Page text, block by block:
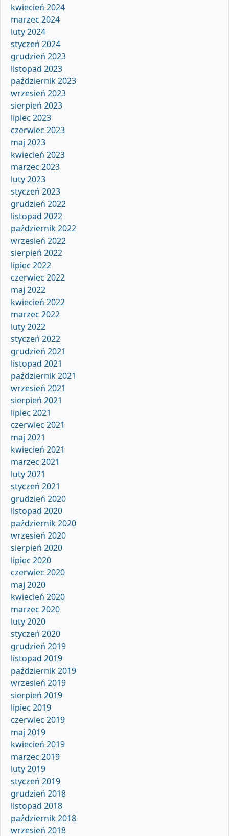
kwiecień 2024
marzec 2024
luty 2024
styczeń 2024
grudzień 2023
listopad 2023
październik 2023
wrzesień 2023
sierpień 2023
lipiec 2023
czerwiec 2023
maj 2023
kwiecień 2023
marzec 2023
luty 2023
styczeń 2023
grudzień 2022
listopad 2022
październik 2022
wrzesień 2022
sierpień 2022
lipiec 2022
czerwiec 2022
maj 2022
kwiecień 2022
marzec 2022
luty 2022
styczeń 2022
grudzień 2021
listopad 2021
październik 2021
wrzesień 2021
sierpień 2021
lipiec 2021
czerwiec 2021
maj 2021
kwiecień 2021
marzec 2021
luty 2021
styczeń 2021
grudzień 2020
listopad 2020
październik 2020
wrzesień 2020
sierpień 2020
lipiec 2020
czerwiec 2020
maj 2020
kwiecień 2020
marzec 2020
luty 2020
styczeń 2020
grudzień 2019
listopad 2019
październik 2019
wrzesień 2019
sierpień 2019
lipiec 2019
czerwiec 2019
maj 2019
kwiecień 2019
marzec 2019
luty 2019
styczeń 2019
grudzień 2018
listopad 2018
październik 2018
wrzesień 2018